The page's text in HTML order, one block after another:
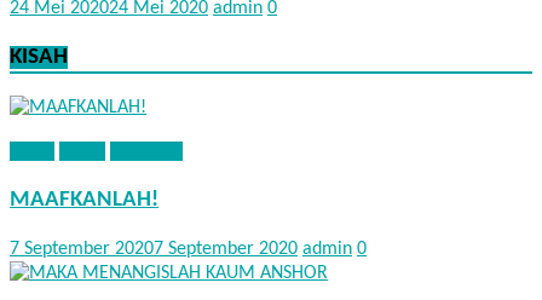
24 Mei 202024 Mei 2020 admin 0
KISAH
MAAFKANLAH!
7 September 20207 September 2020 admin 0